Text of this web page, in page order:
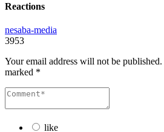
Reactions
nesaba-media
3953
Your email address will not be published.
marked *
like